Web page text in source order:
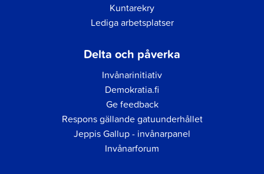
Kuntarekry
Lediga arbetsplatser
Delta och påverka
Invånarinitiativ
Demokratia.fi
Ge feedback
Respons gällande gatuunderhållet
Jeppis Gallup - invånarpanel
Invånarforum